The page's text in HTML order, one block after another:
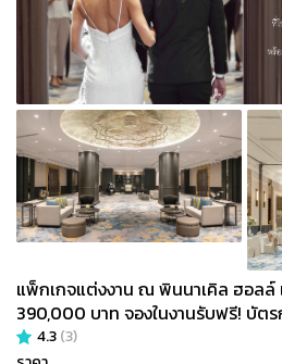
แพ็กเกจแต่งงาน ณ พินนาเคิล ฮอลล์
390,000 บาท จองในงานรับฟรี! บัต
4.3(3)